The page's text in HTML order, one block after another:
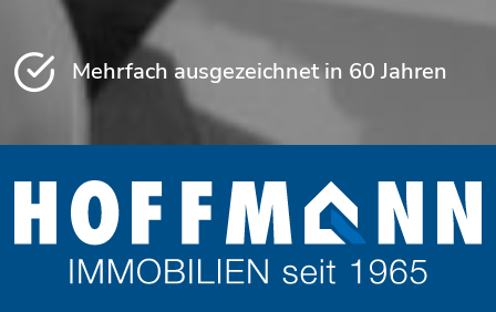
Mehrfach ausgezeichnet in 60 Jahren